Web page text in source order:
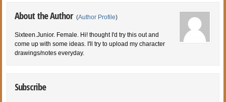
About the Author (Author Profile)
Sixteen.Junior. Female. Hi! thought I'd try this out and
come up with some ideas. I'll try to upload my character
drawings/notes everyday.
Subscribe